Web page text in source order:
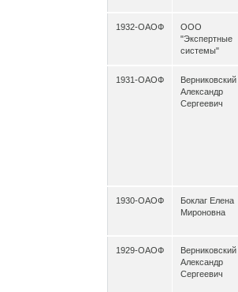
1932-ОАОФ
ООО
"Экспертные
системы"
1931-ОАОФ
Верниковский
Александр
Сергеевич
1930-ОАОФ
Боклаг Елена
Мироновна
1929-ОАОФ
Верниковский
Александр
Сергеевич